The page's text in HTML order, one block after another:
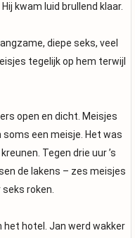
kwam luid brullend klaar.
diepe seks, veel
tegelijk op hem terwijl
open en dicht. Meisjes
soms een meisje. Het was
Tegen drie uur ’s
de lakens – zes meisjes
roken.
het hotel. Jan werd wakker